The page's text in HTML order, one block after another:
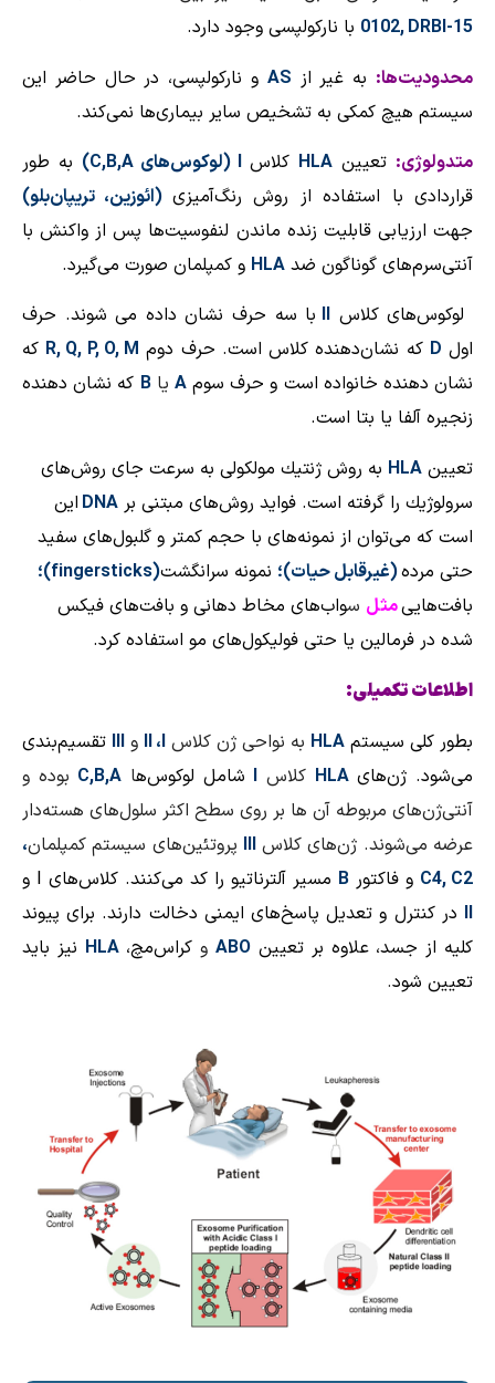
0102, DRBI-15 با ناركولپسی وجود دارد.
محدودیت‌ها: به غیر از AS و ناركولپسی، در حال حاضر این
سیستم هیچ كمكی به تشخیص سایر بیماری‌ها نمی‌كند.
متدولوژی: تعیین HLA كلاسI (لوكوس‌هایC,B,A
) به طور
قراردادی با استفاده از روش رنگ‌آمیزی (ائوزین، تریپان‌بلو)
جهت ارزیابی قابلیت زنده ماندن لنفوسیت‌ها پس از واكنش با
آنتی‌سرم‌های گوناگون ضد HLA و كمپلمان صورت می‌گیرد.
لوكوس‌های كلاس II با سه حرف نشان داده می شوند. حرف
اول D كه نشان‌دهنده كلاس است. حرف دوم R, Q, P, O, M كه
نشان دهنده خانواده است و حرف سومA یاB كه نشان دهنده
زنجیره آلفا یا بتا است.
تعیین HLA به روش ژنتیك مولكولی به سرعت جای روش‌های
سرولوژیك را گرفته است. فواید روش‌های مبتنی بر DNA این
است كه می‌توان از نمونه‌های با حجم كمتر و گلبول‌های سفید
حتی مرده(غیرقابل حیات)؛ نمونه سرانگشت(
fingersticks)؛
بافت‌هاییمثل سواب‌های مخاط دهانی و بافت‌های فیكس
شده در فرمالین یا حتی فولیكول‌های مو استفاده كرد.
اطلاعات تكمیلی:
بطور كلی سیستم HLA به نواحی ژن كلاس I،II و III تقسیم‌بندی
می‌شود. ژن‌هایHLA كلاس I شامل لوكوس‌ها C,B,A بوده و
آنتی‌ژن‌های مربوطه آن ها بر روی سطح اكثر سلول‌های هسته‌دار
عرضه می‌شوند. ژن‌های كلاسIII پروتئین‌های سیستم كمپلمان،
C4, C2 و فاكتور B مسیر آلترناتیو را كد می‌كنند. كلاس‌های I و
II در كنترل و تعدیل پاسخ‌های ایمنی دخالت دارند. برای پیوند
كلیه از جسد، علاوه بر تعیین ABOوكراس‌مچ، HLA نیز باید
تعیین شود.